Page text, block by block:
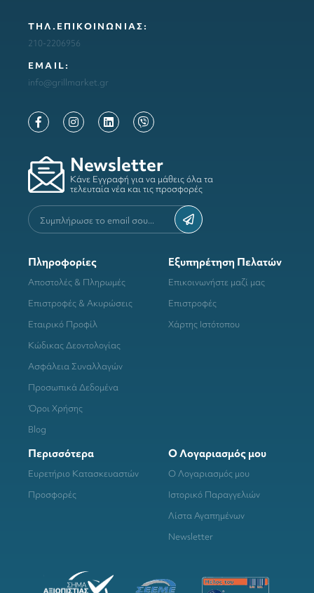
ΤΗΛ.ΕΠΙΚΟΙΝΩΝΙΑΣ:
210-2206956
ΕΜΑΙL:
info@grillmarket.gr
Newsletter
Κάνε Εγγραφή για να μάθεις όλα τα
τελευταία νέα και τις προσφορές
Πληροφορίες
Αποστολές & Πληρωμές
Επιστροφές & Ακυρώσεις
Εταιρικό Προφίλ
Κώδικας Δεοντολογίας
Ασφάλεια Συναλλαγών
Προσωπικά Δεδομένα
Όροι Χρήσης
Blog
Εξυπηρέτηση Πελατών
Επικοινωνήστε μαζί μας
Επιστροφές
Χάρτης Ιστότοπου
Περισσότερα
Ευρετήριο Κατασκευαστών
Προσφορές
Ο Λογαριασμός μου
Ο Λογαριασμός μου
Ιστορικό Παραγγελιών
Λίστα Αγαπημένων
Newsletter